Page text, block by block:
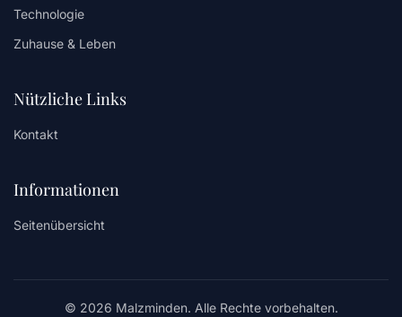
Technologie
Zuhause & Leben
Nützliche Links
Kontakt
Informationen
Seitenübersicht
© 2026 Malzminden. Alle Rechte vorbehalten.